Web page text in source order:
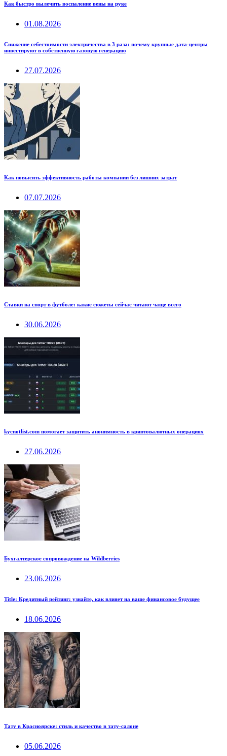
Как быстро вылечить воспаление вены на руке
01.08.2026
Снижение себестоимости электричества в 3 раза: почему крупные дата-центры
инвестируют в собственную газовую генерацию
27.07.2026
Как повысить эффективность работы компании без лишних затрат
07.07.2026
Ставки на спорт в футболе: какие сюжеты сейчас читают чаще всего
30.06.2026
kycnotlist.com помогает защитить анонимность в криптовалютных операциях
27.06.2026
Бухгалтерское сопровождение на Wildberries
23.06.2026
Title: Кредитный рейтинг: узнайте, как влияет на ваше финансовое будущее
18.06.2026
Тату в Красноярске: стиль и качество в тату-салоне
05.06.2026